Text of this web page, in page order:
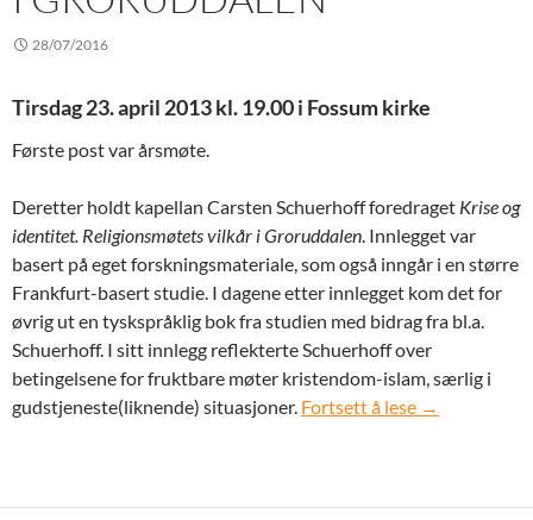
28/07/2016
Tirsdag 23. april 2013 kl. 19.00 i Fossum kirke
Første post var årsmøte.
Deretter holdt kapellan Carsten Schuerhoff foredraget Krise og
identitet. Religionsmøtets vilkår i Groruddalen. Innlegget var
basert på eget forskningsmateriale, som også inngår i en større
Frankfurt-basert studie. I dagene etter innlegget kom det for
øvrig ut en tyskspråklig bok fra studien med bidrag fra bl.a.
Schuerhoff. I sitt innlegg reflekterte Schuerhoff over
betingelsene for fruktbare møter kristendom-islam, særlig i
gudstjeneste(liknende) situasjoner. Fortsett å lese Tirsdag 23.
→